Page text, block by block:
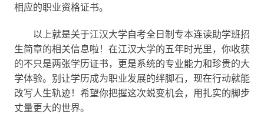
相应的职业资格证书。
以上就是关于江汉大学自考全日制专本连读助学班招
生简章的相关信息啦！在江汉大学的五年时光里，你收获
的不只是两张学历证书，更是系统的专业能力和珍贵的大
学体验。别让学历成为职业发展的绊脚石，现在行动就能
改写人生轨迹！希望你把握这次蜕变机会，用扎实的脚步
丈量更大的世界。‌